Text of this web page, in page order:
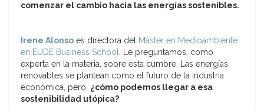
comenzar el cambio hacia las energías sostenibles.
Irene Alonso es directora del Máster en Medioambiente
en EUDE Business School. Le preguntamos, como
experta en la materia, sobre esta cumbre. Las energías
renovables se plantean como el futuro de la industria
económica, pero, ¿cómo podemos llegar a esa
sostenibilidad utópica?